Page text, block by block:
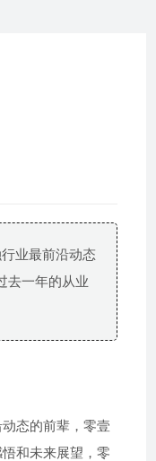
业最前沿动态
去一年的从业
态的前辈，零壹
和未来展望，零